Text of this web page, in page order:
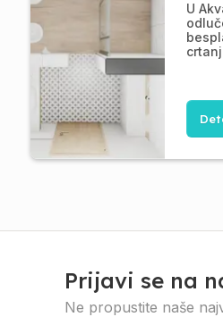
U
Prijavi se na
Ne propustite naše